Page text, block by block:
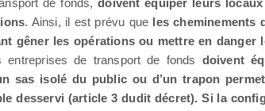
de fonds,doivent équiper leurs
. Ainsi, il est prévu que les cheminements
gêner les opérations ou mettre en danger
de transport de fonds doivent
sas isolé du public ou d’un trapon
desservi (article 3 dudit décret). Si la